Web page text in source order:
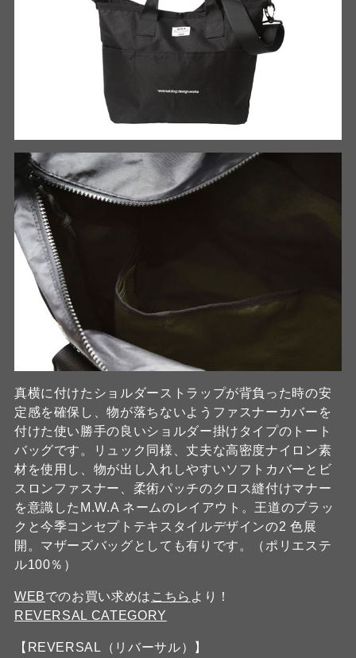
真横に付けたショルダーストラップが背負った時の安
定感を確保し、物が落ちないようファスナーカバーを
付けた使い勝手の良いショルダー掛けタイプのトート
バッグです。リュック同様、丈夫な高密度ナイロン素
材を使用し、物が出し入れしやすいソフトカバーとビ
スロンファスナー、柔術パッチのクロス縫付けマナー
を意識したM.W.A ネームのレイアウト。王道のブラッ
クと今季コンセプトテキスタイルデザインの2 色展
開。マザーズバッグとしても有りです。（ポリエステ
ル100％）
WEBでのお買い求めは こちら より！
REVERSAL CATEGORY
【REVERSAL（リバーサル）】